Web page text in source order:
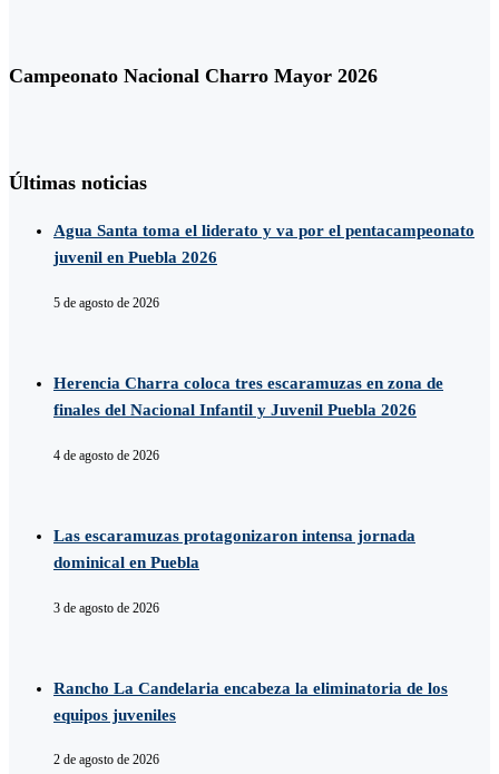
Campeonato Nacional Charro Mayor 2026
Últimas noticias
Agua Santa toma el liderato y va por el pentacampeonato
juvenil en Puebla 2026
5 de agosto de 2026
Herencia Charra coloca tres escaramuzas en zona de
finales del Nacional Infantil y Juvenil Puebla 2026
4 de agosto de 2026
Las escaramuzas protagonizaron intensa jornada
dominical en Puebla
3 de agosto de 2026
Rancho La Candelaria encabeza la eliminatoria de los
equipos juveniles
2 de agosto de 2026